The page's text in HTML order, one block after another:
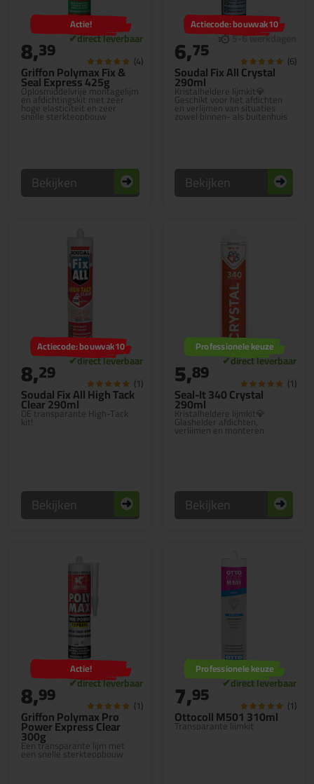
Griffon Polymax Fix &
Seal Express 425g
Oplosmiddelvrije montagelijm
en afdichtingskit met zeer
hoge elasticiteit en zeer
snelle sterkteopbouw
Actie!
8,39 (4)
Bekijken
Soudal Fix All Crystal
290ml
Kristalheldere lijmkit💎
Geschikt voor het afdichten
en verlijmen van situaties
zowel binnen- als buitenhuis
Actiecode: bouwvak10
6,75 (6)
Bekijken
Soudal Fix All High Tack
Clear 290ml
DE transparante High-Tack
kit!
Actiecode: bouwvak10
8,29 (1)
Bekijken
Seal-It 340 Crystal
290ml
Kristalheldere lijmkit💎
Glashelder afdichten,
verlijmen en monteren
Professionele keuze
5,89 (1)
Bekijken
Griffon Polymax Pro
Power Express Clear
300g
Een transparante lijm met
een snelle sterkteopbouw
Actie!
8,99 (1)
Ottocoll M501 310ml
Transparante lijmkit
Professionele keuze
7,95 (1)